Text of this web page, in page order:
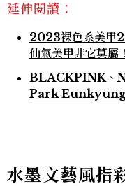
延伸閱讀：
2023裸色系美甲
仙氣美甲非它莫屬！
BLACKPINK、
Park Eunkyung
水墨文藝風指